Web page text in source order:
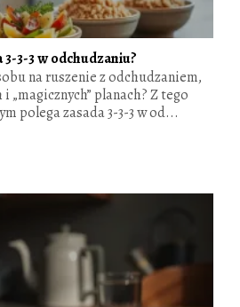
3-3 w odchudzaniu?
na ruszenie z odchudzaniem,
„magicznych” planach? Z tego
polega zasada 3-3-3 w od...